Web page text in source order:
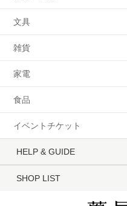
文具
雑貨
家電
食品
イベントチケット
HELP & GUIDE
SHOP LIST